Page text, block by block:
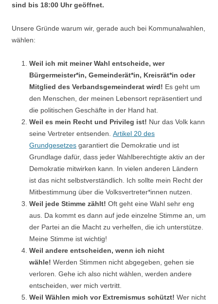
sind bis 18:00 Uhr geöffnet.
Unsere Gründe warum wir, gerade auch bei Kommunalwahlen,
wählen:
Weil ich mit meiner Wahl entscheide, wer
Bürgermeister*in, Gemeinderät*in, Kreisrät*in oder
Mitglied des Verbandsgemeinderat wird! Es geht um
den Menschen, der meinen Lebensort repräsentiert und
die politischen Geschäfte in der Hand hat.
Weil es mein Recht und Privileg ist! Nur das Volk kann
seine Vertreter entsenden. Artikel 20 des
Grundgesetzes garantiert die Demokratie und ist
Grundlage dafür, dass jeder Wahlberechtigte aktiv an der
Demokratie mitwirken kann. In vielen anderen Ländern
ist das nicht selbstverständlich. Ich sollte mein Recht der
Mitbestimmung über die Volksvertreter*innen nutzen.
Weil jede Stimme zählt! Oft geht eine Wahl sehr eng
aus. Da kommt es dann auf jede einzelne Stimme an, um
der Partei an die Macht zu verhelfen, die ich unterstütze.
Meine Stimme ist wichtig!
Weil andere entscheiden, wenn ich nicht
wähle! Werden Stimmen nicht abgegeben, gehen sie
verloren. Gehe ich also nicht wählen, werden andere
entscheiden, wer mich vertritt.
Weil Wählen mich vor Extremismus schützt! Wer nicht